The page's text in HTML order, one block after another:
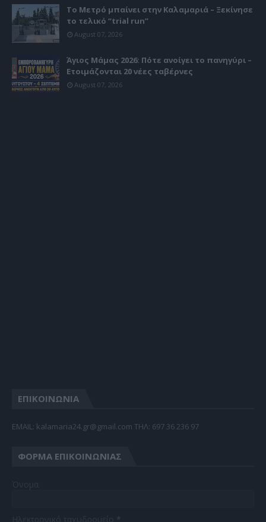
Το Μετρό μπαίνει στην Καλαμαριά – Ξεκίνησε
το τελικό “trial run”
August 07, 2026
Άγιος Μάμας 2026: Πότε ανοίγει το πανηγύρι –
Ετοιμάζονται 20 νέες ταβέρνες
August 07, 2026
ΕΠΙΚΟΙΝΩΝΙΑ
EMAIL: kalamaria24.gr@gmail.com TΗΛ: 697 36 236 97
ΦΌΡΜΑ ΕΠΙΚΟΙΝΩΝΊΑΣ